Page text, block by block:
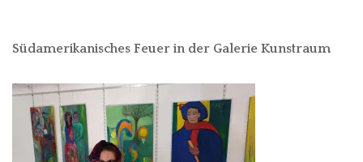
Südamerikanisches Feuer in der Galerie Kunstraum